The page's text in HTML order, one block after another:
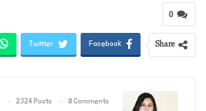
0
Share
Facebook
Twitter
2324 Posts 0 Comments